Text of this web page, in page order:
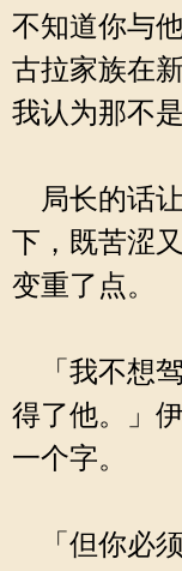
不知道你与
古拉家族在
我认为那不
局长的话
下，既苦涩
变重了点。
「我不想
得了他。」
一个字。
「但你必